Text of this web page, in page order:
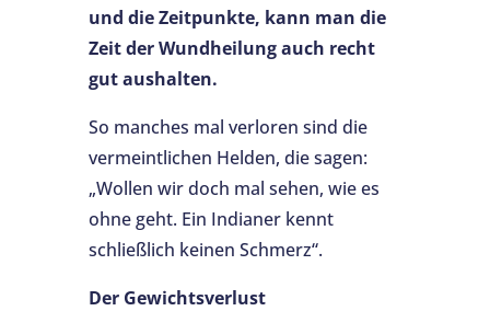
und die Zeitpunkte, kann man die
Zeit der Wundheilung auch recht
gut aushalten.
So manches mal verloren sind die
vermeintlichen Helden, die sagen:
„Wollen wir doch mal sehen, wie es
ohne geht. Ein Indianer kennt
schließlich keinen Schmerz“.
Der Gewichtsverlust